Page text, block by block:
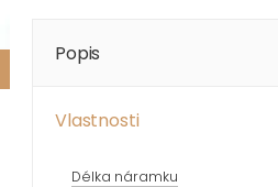
Popis
Vlastnosti
Délka náramku